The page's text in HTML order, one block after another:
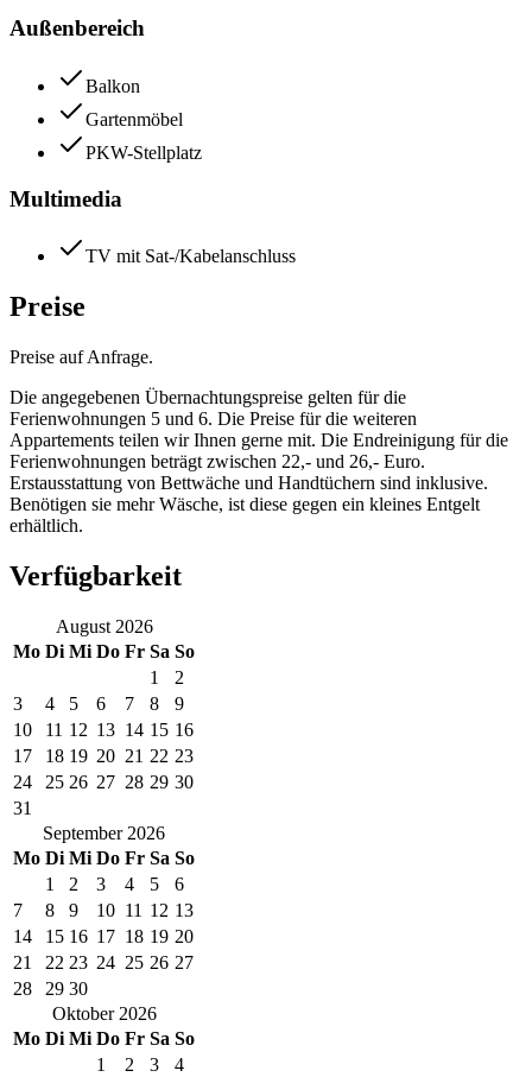
Außenbereich
Balkon
Gartenmöbel
PKW-Stellplatz
Multimedia
TV mit Sat-/Kabelanschluss
Preise
Preise auf Anfrage.
Die angegebenen Übernachtungspreise gelten für die
Ferienwohnungen 5 und 6. Die Preise für die weiteren
Appartements teilen wir Ihnen gerne mit. Die Endreinigung für die
Ferienwohnungen beträgt zwischen 22,- und 26,- Euro.
Erstausstattung von Bettwäche und Handtüchern sind inklusive.
Benötigen sie mehr Wäsche, ist diese gegen ein kleines Entgelt
erhältlich.
Verfügbarkeit
August 2026
Mo Di Mi Do Fr Sa So
1
2
3
4 5 6 7 8
9
10
11 12 13 14 15 16
17
18 19 20 21 22 23
24
25 26 27 28 29 30
31
September 2026
Mo Di Mi Do Fr Sa So
1
2 3 4 5
6
7
8 9 10 11 12 13
14
15 16 17 18 19 20
21
22 23 24 25 26 27
28
29 30
Oktober 2026
Mo Di Mi Do Fr Sa So
1
2 3
4